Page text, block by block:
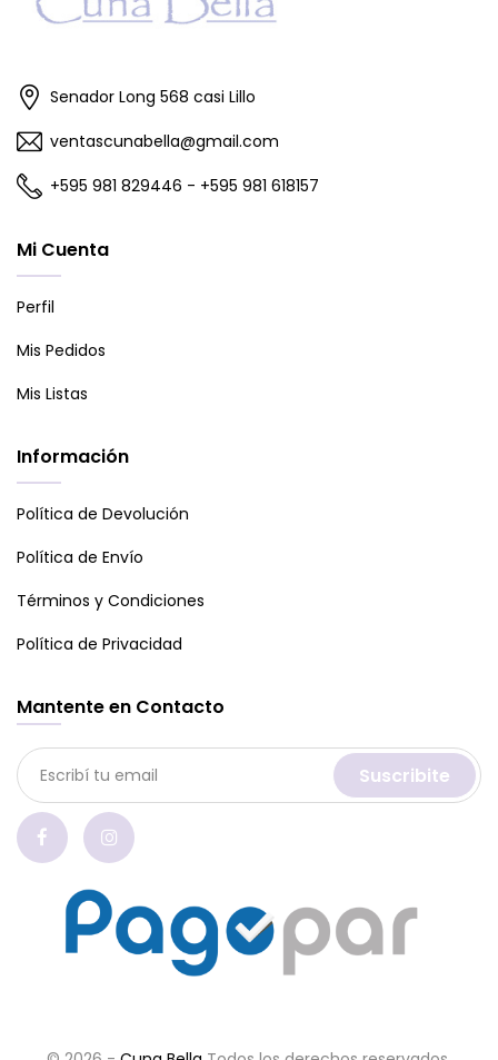
Senador Long 568 casi Lillo
ventascunabella@gmail.com
+595 981 829446 - +595 981 618157
Mi Cuenta
Perfil
Mis Pedidos
Mis Listas
Información
Política de Devolución
Política de Envío
Términos y Condiciones
Política de Privacidad
Mantente en Contacto
Suscribite